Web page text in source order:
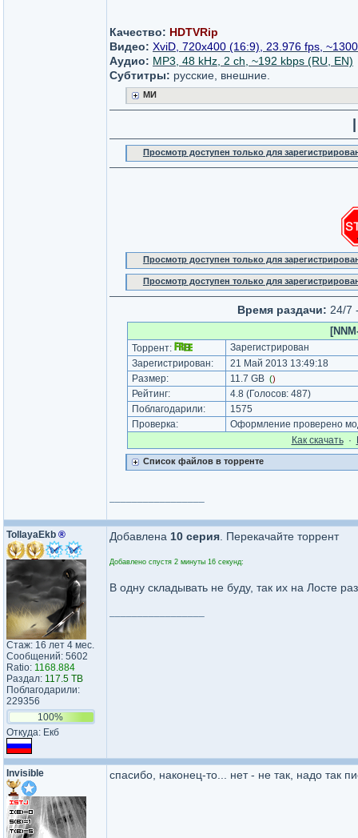
Качество: HDTVRip
Видео: XviD, 720x400 (16:9), 23.976 fps,
Аудио: MP3, 48 kHz, 2 ch, ~192 kbps (RU, EN)
Субтитры: русские, внешние.
МИ
Просмотр доступен только для
Просмотр доступен только для
Просмотр доступен только для
Время раздачи: 24/7
Торрент:
Зарегистрирован
Зарегистрирован:
21 Май 2013 13:49:18
Размер:
11.7 GB ()
Рейтинг: 4.8 (Голосов: 487)
Поблагодарили:
1575
Проверка:
Оформление проверено
Как cкачать·
Список файлов в торренте
TollayaEkb ®
Стаж: 16 лет 4 мес.
Сообщений: 5602
Ratio: 1168.884
Раздал: 117.5 TB
Поблагодарили:
229356
100%
Откуда: Екб
Добавлена 10 серия . Перекачайте торрент
Добавлено спустя 2 минуты 16 секунд:
В одну складывать не буду, так их на Лосте
Invisible спасибо, наконец-то... нет - не так, надо так